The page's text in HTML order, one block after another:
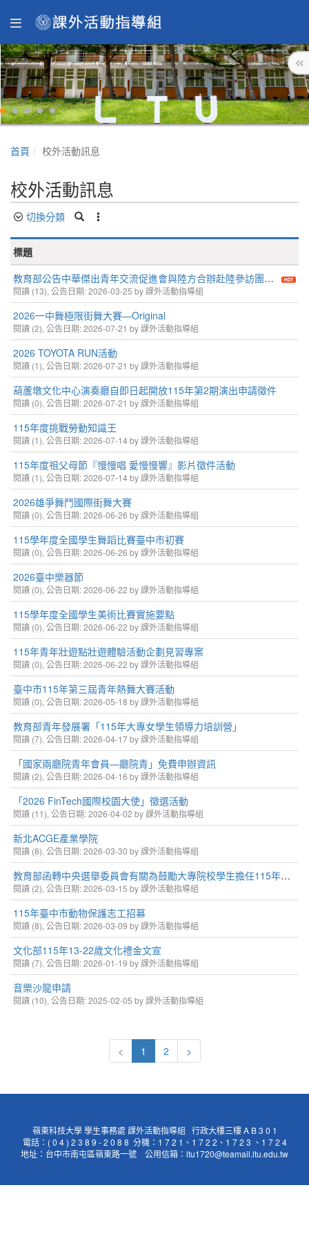
首頁 校外活動訊息
校外活動訊息
切換分類
標題
教育部公告中華傑出青年交流促進會與陸方合辦赴陸參訪團活動違反「臺灣地區與大陸地區人民關係條例」
閱讀 (13), 公告日期: 2026-03-25 by 課外活動指導組
2026一中舞極限街舞大賽—Original
閱讀 (2), 公告日期: 2026-07-21 by 課外活動指導組
2026 TOYOTA RUN活動
閱讀 (1), 公告日期: 2026-07-21 by 課外活動指導組
葫蘆墩文化中心演奏廳自即日起開放115年第2期演出申請徵件
閱讀 (0), 公告日期: 2026-07-21 by 課外活動指導組
115年度挑戰勞動知識王
閱讀 (1), 公告日期: 2026-07-14 by 課外活動指導組
115年度祖父母節『慢慢唱 愛慢慢響』影片徵件活動
閱讀 (1), 公告日期: 2026-07-14 by 課外活動指導組
2026雄爭舞鬥國際街舞大賽
閱讀 (0), 公告日期: 2026-06-26 by 課外活動指導組
115學年度全國學生舞蹈比賽臺中市初賽
閱讀 (0), 公告日期: 2026-06-26 by 課外活動指導組
2026臺中樂器節
閱讀 (0), 公告日期: 2026-06-22 by 課外活動指導組
115學年度全國學生美術比賽實施要點
閱讀 (0), 公告日期: 2026-06-22 by 課外活動指導組
115年青年壯遊點壯遊體驗活動企劃見習專案
閱讀 (0), 公告日期: 2026-06-22 by 課外活動指導組
臺中市115年第三屆青年熱舞大賽活動
閱讀 (0), 公告日期: 2026-05-18 by 課外活動指導組
教育部青年發展署「115年大專女學生領導力培訓營」
閱讀 (7), 公告日期: 2026-04-17 by 課外活動指導組
「國家兩廳院青年會員—廳院青」免費申辦資訊
閱讀 (2), 公告日期: 2026-04-16 by 課外活動指導組
「2026 FinTech國際校園大使」徵選活動
閱讀 (11), 公告日期: 2026-04-02 by 課外活動指導組
新北ACGE產業學院
閱讀 (8), 公告日期: 2026-03-30 by 課外活動指導組
教育部函轉中央選舉委員會有關為鼓勵大專院校學生擔任115年地方公職人員選舉投開票所工作人員
閱讀 (2), 公告日期: 2026-03-15 by 課外活動指導組
115年臺中市動物保護志工招募
閱讀 (8), 公告日期: 2026-03-09 by 課外活動指導組
文化部115年13-22歲文化禮金文宣
閱讀 (7), 公告日期: 2026-01-19 by 課外活動指導組
音樂沙龍申請
閱讀 (10), 公告日期: 2025-02-05 by 課外活動指導組
< 1 2 >
嶺東科技大學 學生事務處 課外活動指導組 行政大樓三樓 A B 3 0 1
電話：( 0 4 ) 2 3 8 9 - 2 0 8 8 分機：1 7 2 1、1 7 2 2、1 7 2 3 、1 7 2 4
地址：台中市南屯區嶺東路一號 公用信箱：ltu1720@teamail.ltu.edu.tw